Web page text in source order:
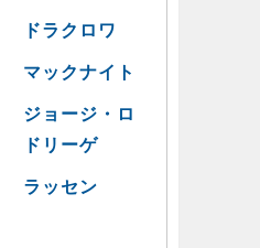
ドラクロワ
マックナイト
ジョージ・ロ
ドリーゲ
ラッセン